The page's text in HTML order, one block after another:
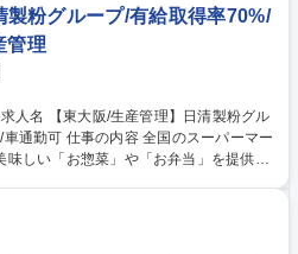
HACCP認定施設（JmHACCP）』取得）
うグランプリ』金賞・優秀賞受賞） 募
心安全のお惣菜メーカー/中食需要で業
製粉グループ/有給取得率70%/
管理
のスーパーマー
しい「お惣菜」や「お弁当」を提供す
る生産指示を管理する生産管理システ
工程の生産歩留等の修正） ■原料や半